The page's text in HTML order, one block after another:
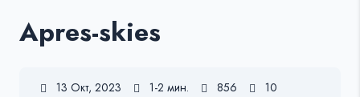
Apres-skies
13 Окт, 2023 1-2 мин. 856 10